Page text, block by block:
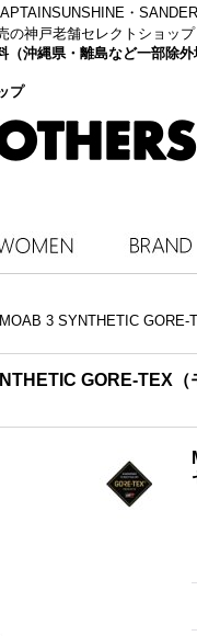
・
の神戸老舗セレクトショップ
沖縄県・離島など一部除外
プ
3 SYNTHETIC
GORE-TEX